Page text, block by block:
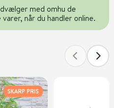
med omhu de
når du handler online.
SKARP PRIS